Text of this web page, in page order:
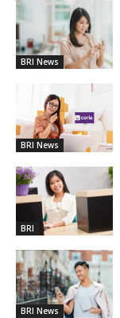
BRI News
BRI News
BRI
BRI News